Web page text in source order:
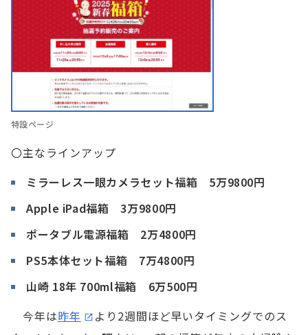
特設ページ
〇主なラインアップ
ミラーレス一眼カメラセット福箱 5万9800円
Apple iPad福箱 3万9800円
ポータブル電源福箱 2万4800円
PS5本体セット福箱 7万4800円
山崎 18年 700ml福箱 6万500円
今年は昨年
より2週間ほど早いタイミングでのス